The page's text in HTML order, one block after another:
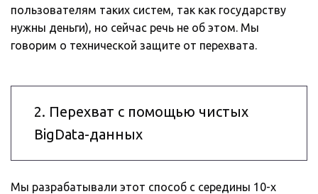
пользователям таких систем, так как государству
нужны деньги), но сейчас речь не об этом. Мы
говорим о технической защите от перехвата.
2. Перехват с помощью чистых
BigData-данных
Мы разрабатывали этот способ с середины 10-х